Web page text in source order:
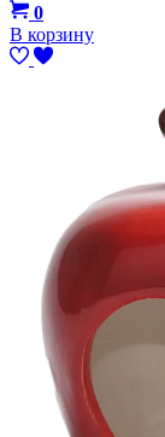
0
В корзину